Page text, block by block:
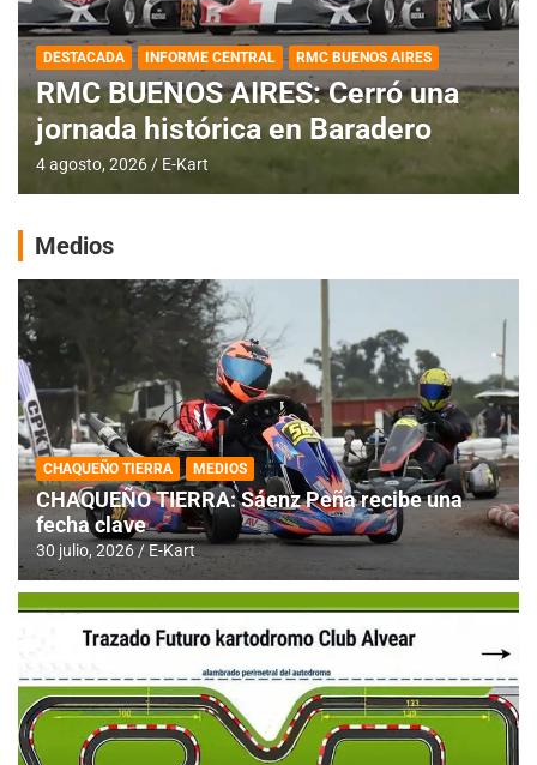
DESTACADA INFORME CENTRAL RMC BUENOS AIRES
RMC BUENOS AIRES: Cerró una
jornada histórica en Baradero
4 agosto, 2026 E-Kart
Medios
CHAQUEÑO TIERRA MEDIOS
CHAQUEÑO TIERRA: Sáenz Peña recibe una
fecha clave
30 julio, 2026 E-Kart